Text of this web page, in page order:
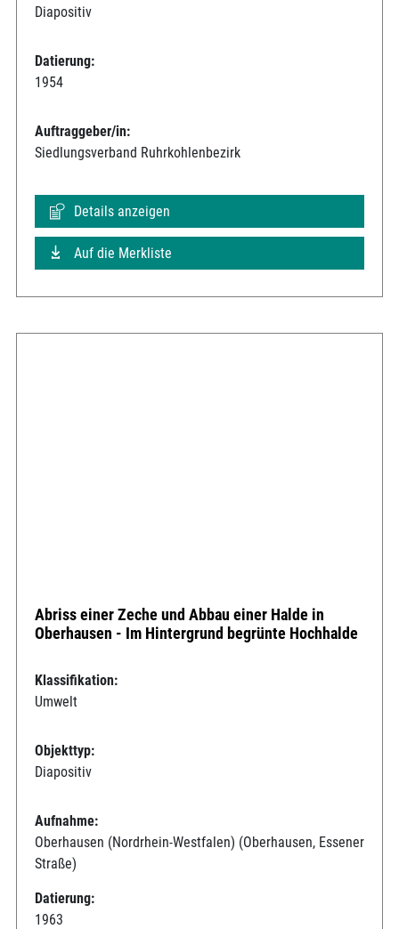
Diapositiv
Datierung:
1954
Auftraggeber/in:
Siedlungsverband Ruhrkohlenbezirk
Details anzeigen
Auf die Merkliste
Abriss einer Zeche und Abbau einer Halde in
Oberhausen - Im Hintergrund begrünte Hochhalde
Klassifikation:
Umwelt
Objekttyp:
Diapositiv
Aufnahme:
Oberhausen (Nordrhein-Westfalen) (Oberhausen, Essener
Straße)
Datierung:
1963